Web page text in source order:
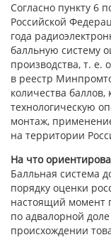
Согласно пункту 6
Российской
года
балльную систему
производства, т.
в реестр
количества
технологическую
монтаж,
на территории
На что
Балльная система
порядку оценки
настоящий момент
по адвалорной
происхождении